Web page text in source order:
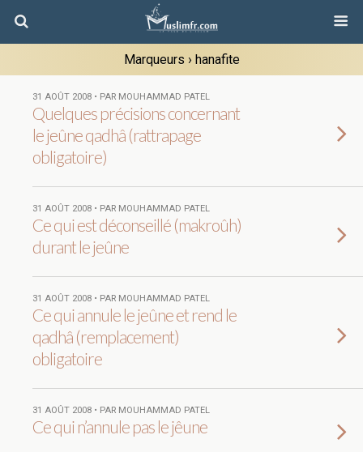
Marqueurs › hanafite
31 AOÛT 2008 • PAR MOUHAMMAD PATEL
Quelques précisions concernant
le jeûne qadhâ (rattrapage
obligatoire)
31 AOÛT 2008 • PAR MOUHAMMAD PATEL
Ce qui est déconseillé (makroûh)
durant le jeûne
31 AOÛT 2008 • PAR MOUHAMMAD PATEL
Ce qui annule le jeûne et rend le
qadhâ (remplacement)
obligatoire
31 AOÛT 2008 • PAR MOUHAMMAD PATEL
Ce qui n’annule pas le jêune